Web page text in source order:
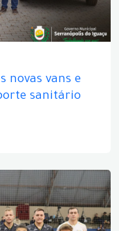
novas vans e
sanitário